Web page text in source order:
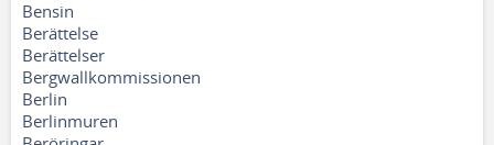
Bensin
Berättelse
Berättelser
Bergwallkommissionen
Berlin
Berlinmuren